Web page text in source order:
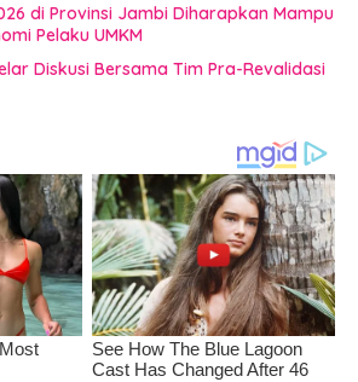
di Provinsi Jambi Diharapkan Mampu
Pelaku UMKM
Diskusi Bersama Tim Pra-Revalidasi